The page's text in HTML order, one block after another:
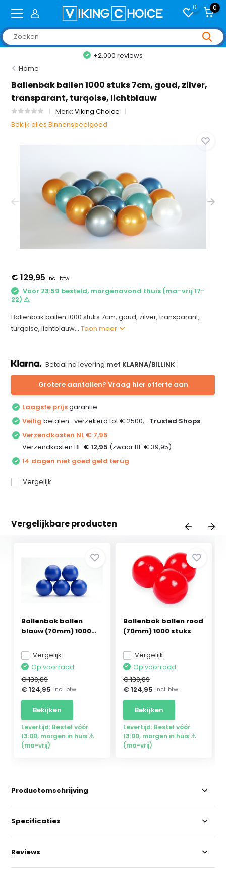
0 0
+2,000 reviews
Home
Ballenbak ballen 1000 stuks 7cm, goud, zilver,
transparant, turqoise, lichtblauw
Merk:Viking Choice
Bekijk alles Binnenspeelgoed
€ 129,95 Incl. btw
Voor 23:59 besteld, morgenavond thuis (ma-vrij 17-
22) ⚠
Ballenbak ballen 1000 stuks 7cm, goud, zilver, transparant,
turqoise, lichtblauw...Toon meer
Betaal na levering met KLARNA/BILLINK
Grotere aantallen? Vraag hier offerte aan
Laagste prijsgarantie
Veilig betalen- verzekerd tot € 2500,- Trusted Shops
Verzendkosten NL € 7,95
Verzendkosten BE € 12,95 (zwaar BE € 39,95)
14 dagen niet goed geld terug
Vergelijk
Vergelijkbare producten
Ballenbak ballen
blauw (70mm) 1000
Vergelijk
Op voorraad
€ 130,89
€ 124,95 Incl. btw
Bekijken
Levertijd: Bestel vóór
13:00, morgen in huis ⚠
(ma-vrij)
Ballenbak ballen rood
(70mm) 1000 stuks
Vergelijk
Op voorraad
€ 130,89
€ 124,95 Incl. btw
Bekijken
Levertijd: Bestel vóór
13:00, morgen in huis ⚠
(ma-vrij)
Productomschrijving
Specificaties
Reviews